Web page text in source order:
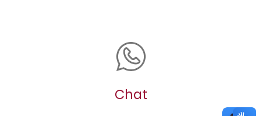
Chat